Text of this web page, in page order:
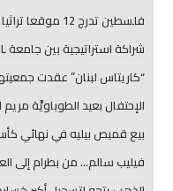
فلسطين تدرج 12 موقعا تراثيا بقائمة اليونسكو التمهيدية
شراكة استراتيجية بين جامعة AUL وجمعية “بيروتيات”
“كاريتاس لبنان” عقدت
الإحتفال بعيد الطوباويَّة مريم
بيع قميص بيليه في نهائي كأس
فيليب سالم… من بطرام إلى